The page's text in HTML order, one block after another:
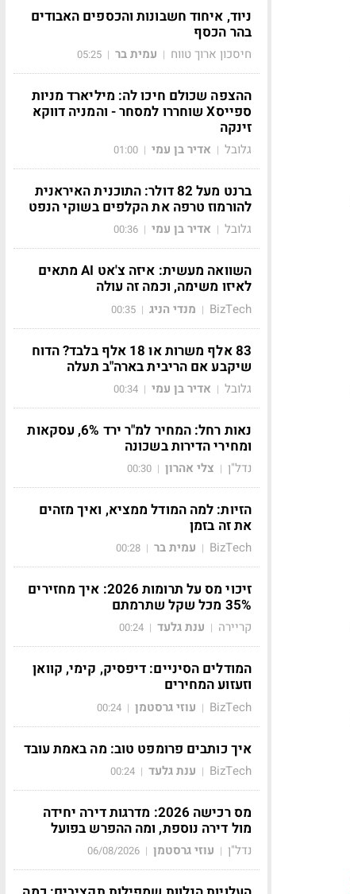
ניוד, איחוד חשבונות והכספים האבודים
בהר הכסף
חיסכון ארוך טווח | עמית בר |
05:25
ההצפה שכולם חיכו לה: מיליארד מניות
ספייסX שוחררו למסחר - והמניה דווקא
זינקה
גלובל | אדיר בן עמי |
01:00
ברנט מעל 82 דולר: התוכנית האיראנית
להורמוז טרפה את הקלפים בשוקי הנפט
גלובל | אדיר בן עמי |
00:36
השוואה מעשית: איזה צ'אט AI מתאים
לאיזו משימה, וכמה זה עולה
BizTech
| מנדי הניג |
00:35
83 אלף משרות או 18 אלף בלבד? הדוח
שיקבע אם הריבית בארה"ב תעלה
גלובל | אדיר בן עמי |
00:34
נאות רחל: המחיר למ"ר ירד 6%, עסקאות
ומחירי הדירות בשכונה
נדל"ן | צלי אהרון |
00:30
הזיות: למה המודל ממציא, ואיך מזהים
את זה בזמן
BizTech
| עמית בר |
00:28
זיכוי מס על תרומות 2026: איך מחזירים
35% מכל שקל שתרמתם
קריירה | ענת גלעד |
00:24
המודלים הסיניים: דיפסיק, קימי, קוואן
וזעזוע המחירים
BizTech
| עוזי גרסטמן |
00:24
איך כותבים פרומפט טוב: מה באמת עובד
BizTech
| ענת גלעד |
00:24
מס רכישה 2026: מדרגות דירה יחידה
מול דירה נוספת, ומה ההפרש בפועל
נדל"ן | עוזי גרסטמן |
06/08/2026